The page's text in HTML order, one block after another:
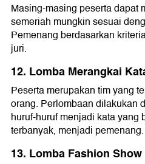
Masing-masing peserta dapat
semeriah mungkin sesuai
Pemenang berdasarkan
juri.
12. Lomba Merangkai
Peserta merupakan tim yang
orang. Perlombaan dilakukan
huruf-huruf menjadi kata yang
terbanyak, menjadi pemenang.
13. Lomba Fashion